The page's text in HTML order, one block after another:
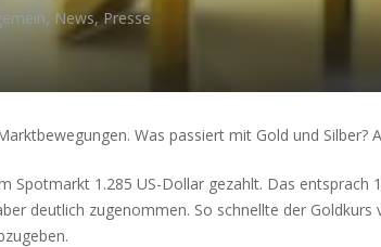
, News,Presse
Was passiert mit Gold und Silber?
1.285 US-Dollar gezahlt. Das entsprach
deutlich zugenommen. So schnellte der